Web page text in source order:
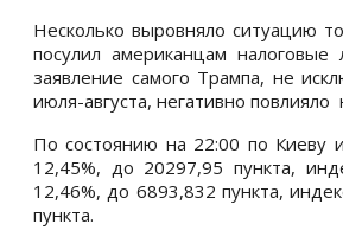
Несколько выровняло ситуацию
посулил американцам
заявление самого Трампа, не
июля-августа, негативно повлияло
По состоянию на 22:00 по Киеву
12,45%, до 20297,95 пункта,
12,46%, до 6893,832 пункта,
пункта.